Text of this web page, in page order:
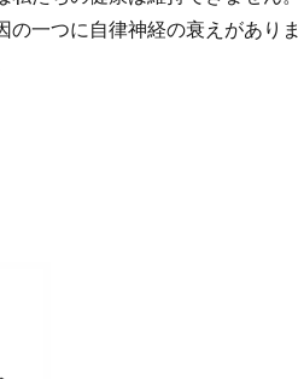
一つに自律神経の衰えがありま